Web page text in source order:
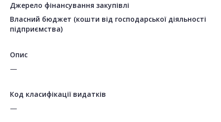
Джерело фінансування закупівлі
Власний бюджет (кошти від господарської діяльності
підприємства)
Опис
—
Код класифікації видатків
—